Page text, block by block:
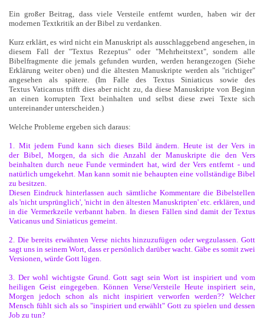
Ein großer Beitrag, dass viele Versteile entfernt wurden, haben wir der
modernen Textkritik an der Bibel zu verdanken.
Kurz erklärt, es wird nicht ein Manuskript als ausschlaggebend angesehen, in
diesem Fall der "Textus Rezeptus" oder "Mehrheitstext", sondern alle
Bibelfragmente die jemals gefunden wurden, werden herangezogen (Siehe
Erklärung weiter oben) und die ältesten Manuskripte werden als "richtiger"
angesehen als spätere. (Im Falle des Textus Siniaticus sowie des
Textus Vaticanus trifft dies aber nicht zu, da diese Manuskripte von Beginn
an einen korrupten Text beinhalten und selbst diese zwei Texte sich
untereinander unterscheiden.)
Welche Probleme ergeben sich daraus:
1. Mit jedem Fund kann sich dieses Bild ändern. Heute ist der Vers in
der Bibel, Morgen, da sich die Anzahl der Manuskripte die den Vers
beinhalten durch neue Funde vermindert hat, wird der Vers entfernt - und
natürlich umgekehrt. Man kann somit nie behaupten eine vollständige Bibel
zu besitzen.
Diesen Eindruck hinterlassen auch sämtliche Kommentare die Bibelstellen
als 'nicht ursprünglich', 'nicht in den ältesten Manuskripten' etc. erklären, und
in die Vermerkzeile verbannt haben. In diesen Fällen sind damit der Textus
Vaticanus und Siniaticus gemeint.
2. Die bereits erwähnten Verse nichts hinzuzufügen oder wegzulassen. Gott
sagt uns in seinem Wort, dass er persönlich darüber wacht. Gäbe es somit zwei
Versionen, würde Gott lügen.
3. Der wohl wichtigste Grund. Gott sagt sein Wort ist inspiriert und vom
heiligen Geist eingegeben. Können Verse/Versteile Heute inspiriert sein,
Morgen jedoch schon als nicht inspiriert verworfen werden?? Welcher
Mensch fühlt sich als so "inspiriert und erwählt" Gott zu spielen und dessen
Job zu tun?